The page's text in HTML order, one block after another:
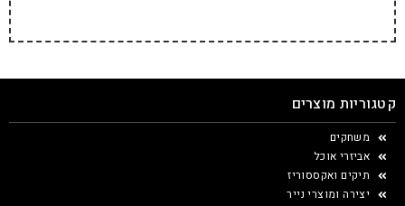
קטגוריות מוצרים
משחקים
אביזרי אוכל
תיקים ואקססוריז
יצירה ומוצרי נייר